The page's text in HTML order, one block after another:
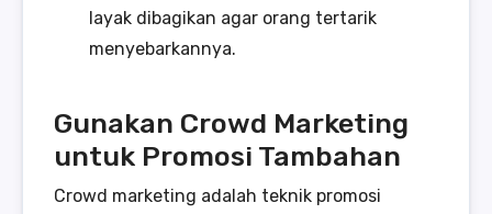
layak dibagikan agar orang tertarik
menyebarkannya.
Gunakan Crowd Marketing
untuk Promosi Tambahan
Crowd marketing adalah teknik promosi